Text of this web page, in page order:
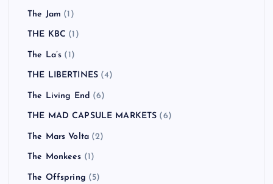
The Jam (1)
THE KBC (1)
The La’s (1)
THE LIBERTINES (4)
The Living End (6)
THE MAD CAPSULE MARKETS (6)
The Mars Volta (2)
The Monkees (1)
The Offspring (5)